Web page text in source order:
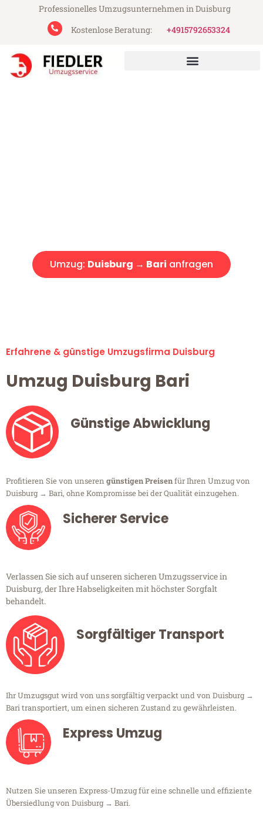
Professionelles Umzugsunternehmen in Duisburg
Kostenlose Beratung:
+4915792653324
Umzug: Duisburg → Bari anfragen
Erfahrene & günstige Umzugsfirma Duisburg
Umzug Duisburg Bari
Günstige Abwicklung
Profitieren Sie von unseren günstigen Preisenfür Ihren Umzug von
Duisburg → Bari, ohne Kompromisse bei der Qualität einzugehen.
Sicherer Service
Verlassen Sie sich auf unseren sicheren Umzugsservice in
Duisburg, der Ihre Habseligkeiten mit höchster Sorgfalt
behandelt.
Sorgfältiger Transport
Ihr Umzugsgut wird von uns sorgfältig verpackt und von Duisburg →
Bari transportiert, um einen sicheren Zustand zu gewährleisten.
Express Umzug
Nutzen Sie unseren Express-Umzug für eine schnelle und effiziente
Übersiedlung von Duisburg → Bari.